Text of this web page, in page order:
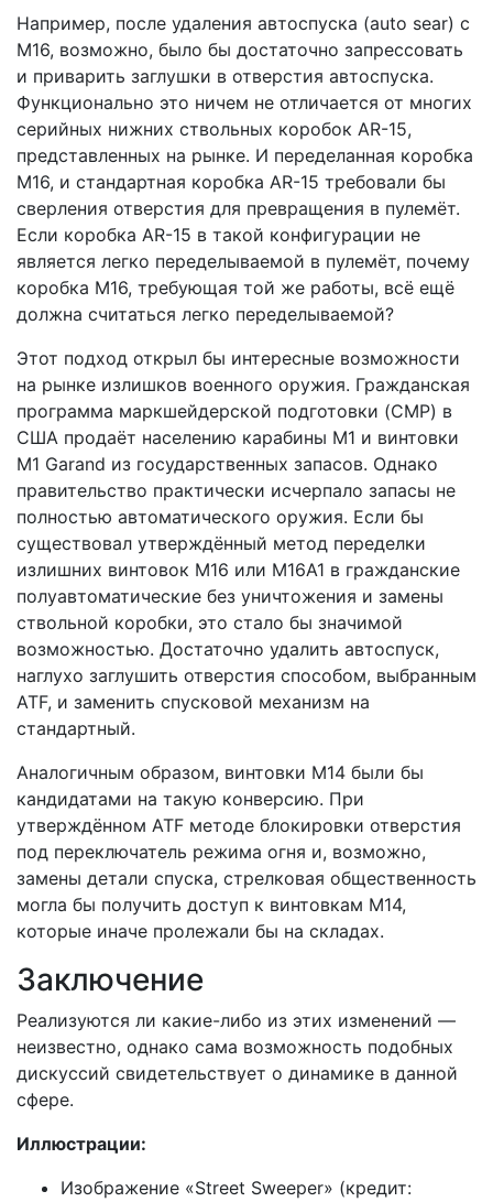
Например, после удаления автоспуска (auto sear) с
M16, возможно, было бы достаточно запрессовать
и приварить заглушки в отверстия автоспуска.
Функционально это ничем не отличается от многих
серийных нижних ствольных коробок AR-15,
представленных на рынке. И переделанная коробка
M16, и стандартная коробка AR-15 требовали бы
сверления отверстия для превращения в пулемёт.
Если коробка AR-15 в такой конфигурации не
является легко переделываемой в пулемёт, почему
коробка M16, требующая той же работы, всё ещё
должна считаться легко переделываемой?
Этот подход открыл бы интересные возможности
на рынке излишков военного оружия. Гражданская
программа маркшейдерской подготовки (CMP) в
США продаёт населению карабины M1 и винтовки
M1 Garand из государственных запасов. Однако
правительство практически исчерпало запасы не
полностью автоматического оружия. Если бы
существовал утверждённый метод переделки
излишних винтовок M16 или M16A1 в гражданские
полуавтоматические без уничтожения и замены
ствольной коробки, это стало бы значимой
возможностью. Достаточно удалить автоспуск,
наглухо заглушить отверстия способом, выбранным
ATF, и заменить спусковой механизм на
стандартный.
Аналогичным образом, винтовки M14 были бы
кандидатами на такую конверсию. При
утверждённом ATF методе блокировки отверстия
под переключатель режима огня и, возможно,
замены детали спуска, стрелковая общественность
могла бы получить доступ к винтовкам M14,
которые иначе пролежали бы на складах.
Заключение
Реализуются ли какие-либо из этих изменений —
неизвестно, однако сама возможность подобных
дискуссий свидетельствует о динамике в данной
сфере.
Иллюстрации:
Изображение «Street Sweeper» (кредит: